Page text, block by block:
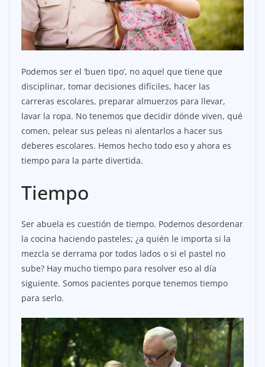
Podemos ser el ‘buen tipo’, no aquel que tiene que
disciplinar, tomar decisiones difíciles, hacer las
carreras escolares, preparar almuerzos para llevar,
lavar la ropa. No tenemos que decidir dónde viven, qué
comen, pelear sus peleas ni alentarlos a hacer sus
deberes escolares. Hemos hecho todo eso y ahora es
tiempo para la parte divertida.
Tiempo
Ser abuela es cuestión de tiempo. Podemos desordenar
la cocina haciendo pasteles; ¿a quién le importa si la
mezcla se derrama por todos lados o si el pastel no
sube? Hay mucho tiempo para resolver eso al día
siguiente. Somos pacientes porque tenemos tiempo
para serlo.